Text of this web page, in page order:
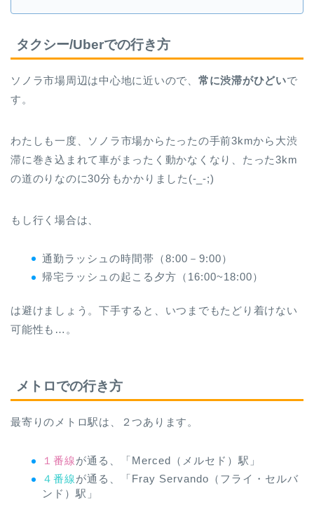
タクシー/Uberでの行き方
ソノラ市場周辺は中心地に近いので、 常に渋滞がひどいで
す。
わたしも一度、ソノラ市場からたったの手前3kmから大渋
滞に巻き込まれて車がまったく動かなくなり、たった3km
の道のりなのに30分もかかりました(-_-;)
もし行く場合は、
通勤ラッシュの時間帯（8:00－9:00）
帰宅ラッシュの起こる夕方（16:00~18:00）
は避けましょう。下手すると、いつまでもたどり着けない
可能性も…。
メトロでの行き方
最寄りのメトロ駅は、２つあります。
１番線が通る、「Merced（メルセド）駅」
４番線が通る、「Fray Servando（フライ・セルバ
ンド）駅」